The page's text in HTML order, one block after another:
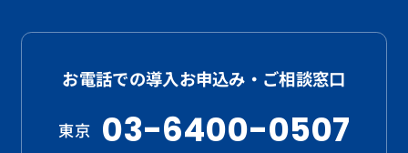
お電話での導入お申込み・ご相談窓口
東京 03-6400-0507